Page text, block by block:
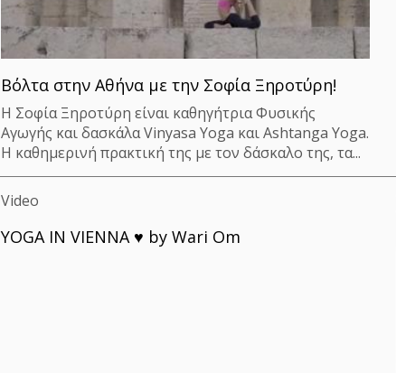
Βόλτα στην Αθήνα με την Σοφία Ξηροτύρη!
Η Σοφία Ξηροτύρη είναι καθηγήτρια Φυσικής
Αγωγής και δασκάλα Vinyasa Yoga και Ashtanga Yoga.
Η καθημερινή πρακτική της με τον δάσκαλο της, τα...
Video
YOGA IN VIENNA ♥ by Wari Om